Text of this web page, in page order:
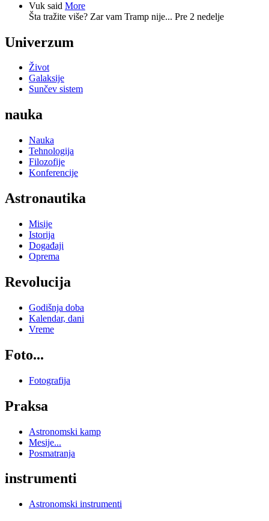
Vuk said More
Šta tražite više? Zar vam Tramp nije... Pre 2 nedelje
Univerzum
Život
Galaksije
Sunčev sistem
nauka
Nauka
Tehnologija
Filozofije
Konferencije
Astronautika
Misije
Istorija
Događaji
Oprema
Revolucija
Godišnja doba
Kalendar, dani
Vreme
Foto...
Fotografija
Praksa
Astronomski kamp
Mesije...
Posmatranja
instrumenti
Astronomski instrumenti